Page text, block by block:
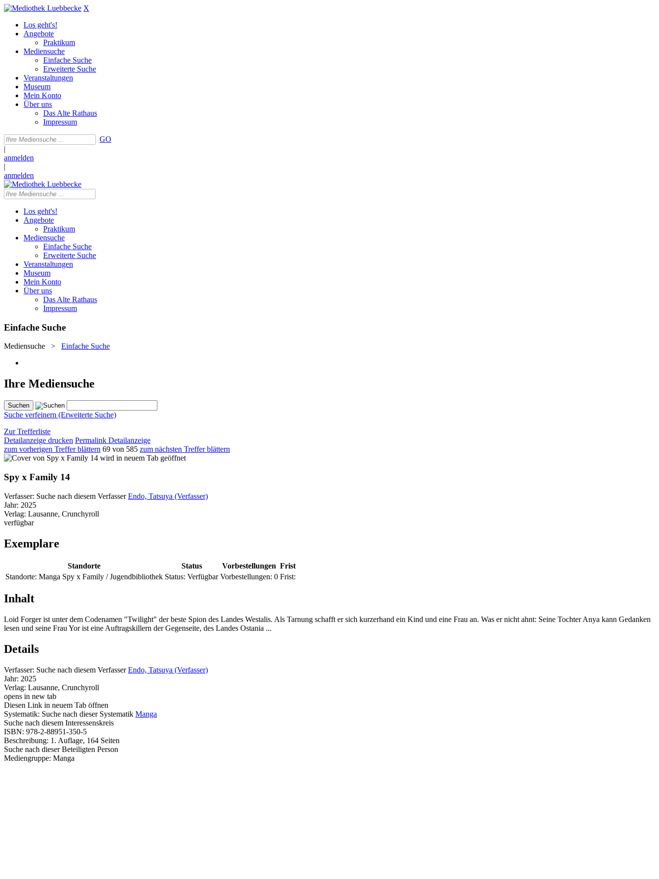
X
Los geht's!
Angebote
Praktikum
Mediensuche
Einfache Suche
Erweiterte Suche
Veranstaltungen
Museum
Mein Konto
Über uns
Das Alte Rathaus
Impressum
GO
|
anmelden
|
anmelden
Los geht's!
Angebote
Praktikum
Mediensuche
Einfache Suche
Erweiterte Suche
Veranstaltungen
Museum
Mein Konto
Über uns
Das Alte Rathaus
Impressum
Einfache Suche
Mediensuche > Einfache Suche
Ihre Mediensuche
Suche verfeinern (Erweiterte Suche)
Zur Trefferliste
Detailanzeige drucken Permalink Detailanzeige
zum vorherigen Treffer blättern 69 von 585 zum nächsten Treffer blättern
wird in neuem Tab geöffnet
Spy x Family 14
Verfasser: Suche nach diesem Verfasser Endo, Tatsuya (Verfasser)
Jahr: 2025
Verlag: Lausanne, Crunchyroll
verfügbar
Exemplare
Standorte Status Vorbestellungen Frist
Standorte: Manga Spy x Family / Jugendbibliothek Status: Verfügbar Vorbestellungen: 0 Frist:
Inhalt
Loid Forger ist unter dem Codenamen "Twilight" der beste Spion des Landes Westalis. Als Tarnung schafft er sich kurzerhand ein Kind und eine Frau an. Was er nicht ahnt: Seine Tochter Anya kann Gedanken
lesen und seine Frau Yor ist eine Auftragskillern der Gegenseite, des Landes Ostania ...
Details
Verfasser: Suche nach diesem Verfasser Endo, Tatsuya (Verfasser)
Jahr: 2025
Verlag: Lausanne, Crunchyroll
opens in new tab
Diesen Link in neuem Tab öffnen
Systematik: Suche nach dieser Systematik Manga
Suche nach diesem Interessenskreis
ISBN: 978-2-88951-350-5
Beschreibung: 1. Auflage, 164 Seiten
Suche nach dieser Beteiligten Person
Mediengruppe: Manga